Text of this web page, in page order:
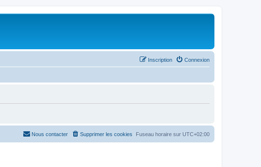
Connexion
Inscription
Fuseau horaire sur UTC+02:00
Supprimer les cookies
Nous contacter